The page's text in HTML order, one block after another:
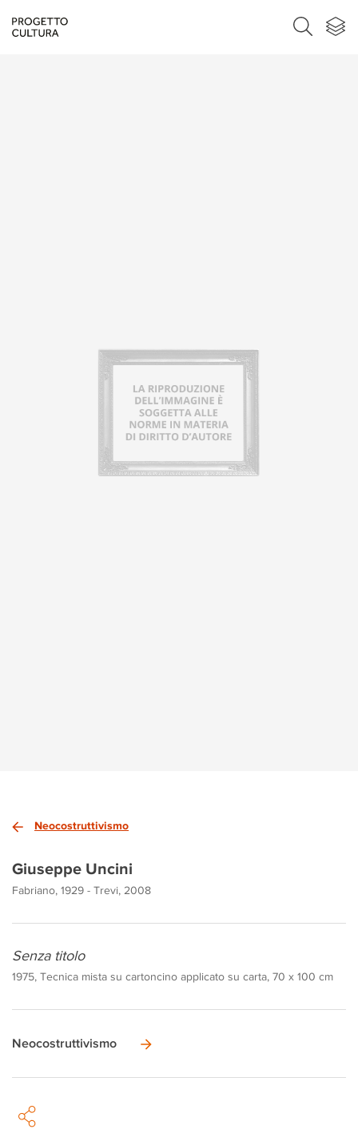
Neocostruttivismo
Giuseppe Uncini
Fabriano, 1929 - Trevi, 2008
Senza titolo
1975, Tecnica mista su cartoncino applicato su carta, 70 x 100 cm
Neocostruttivismo